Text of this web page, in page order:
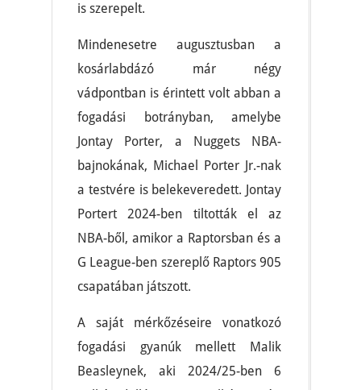
is szerepelt.
Mindenesetre augusztusban a
kosárlabdázó már négy
vádpontban is érintett volt abban a
fogadási botrányban, amelybe
Jontay Porter, a Nuggets NBA-
bajnokának, Michael Porter Jr.-nak
a testvére is belekeveredett. Jontay
Portert 2024-ben tiltották el az
NBA-ből, amikor a Raptorsban és a
G League-ben szereplő Raptors 905
csapatában játszott.
A saját mérkőzéseire vonatkozó
fogadási gyanúk mellett Malik
Beasleynek, aki 2024/25-ben 6